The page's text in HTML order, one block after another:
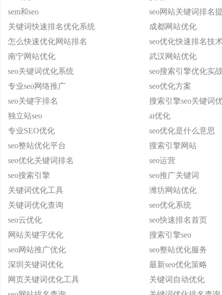
sem和seo
seo网站关键词排名
关键词快速排名优化系统
成都网站优化
怎么快速优化网站排名
seo优化快速排名技
南宁网站优化
武汉网站优化
seo关键词优化系统
seo搜索引擎优化实
专业seo网络推广
seo优化方案
seo关键字排名
搜索引擎seo关键词
独立站seo
ai优化
专业SEO优化
seo优化是什么意思
seo整站优化平台
搜索引擎网站
seo优化关键词排名
seo运营
seo搜索引擎
seo推广关键词
关键词优化工具
潍坊网站优化
关键词优化查询
seo优化系统
seo云优化
seo快速排名首页
网站关键字优化
搜索引擎seo
seo网站推广优化
seo整站优化服务
深圳关键词优化
最新seo优化策略
网页关键词优化工具
关键词自动优化